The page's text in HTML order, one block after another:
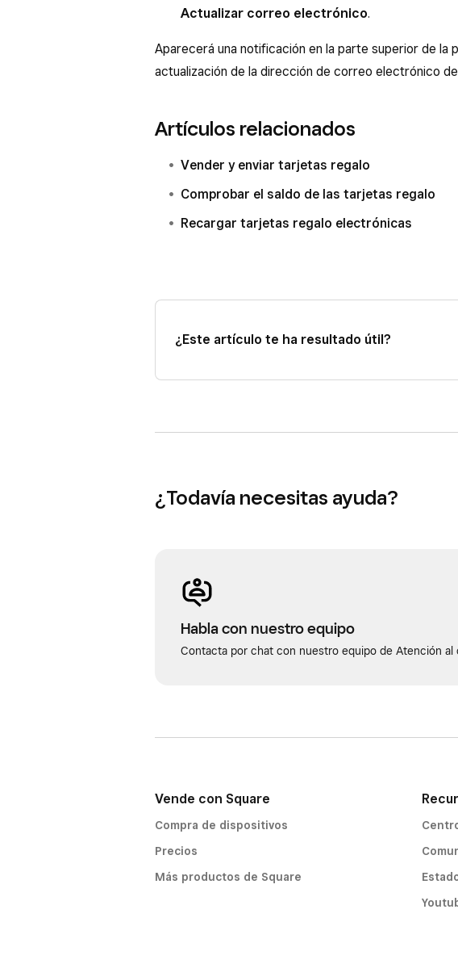
Actualizar correo electrónico.
Aparecerá una notificación en la parte superior de la
actualización de la dirección de correo electrónico
Artículos relacionados
Vender y enviar tarjetas regalo
Comprobar el saldo de las tarjetas regalo
Recargar tarjetas regalo electrónicas
¿Este artículo te ha resultado útil?
¿Todavía necesitas ayuda?
Habla con nuestro equipo
Contacta por chat con nuestro equipo de Atención al
Vende con Square
Compra de dispositivos
Precios
Más productos de Square